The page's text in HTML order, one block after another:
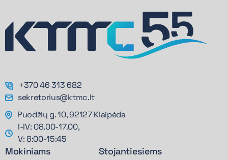
+370 46 313 682
sekretorius@ktmc.lt
Puodžių g. 10, 92127 Klaipėda
I-IV: 08.00-17.00,
V: 8:00-15:45
Mokiniams Stojantiesiems